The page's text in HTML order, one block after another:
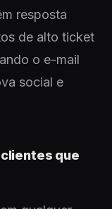
resposta
de alto ticket
o e-mail
social e
que